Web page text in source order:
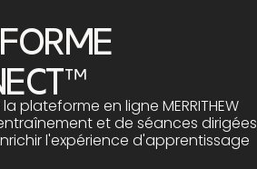
en ligne MERRITHEW
et de séances dirigées
l'expérience d'apprentissage